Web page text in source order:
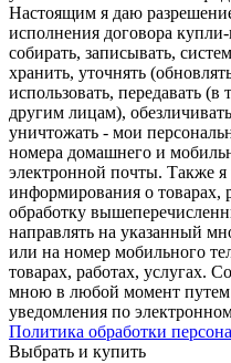
Настоящим я даю
исполнения договора
собирать, записывать,
хранить, уточнять
использовать, передавать
другим лицам),
уничтожать - мои
номера домашнего и
электронной почты. Также
информирования о товарах,
обработку
направлять на указанный
или на номер мобильного
товарах, работах, услугах.
мною в любой момент путем
уведомления по
Политика обработки
Выбрать и купить